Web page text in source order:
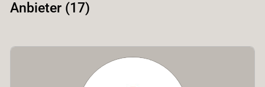
Anbieter (17)